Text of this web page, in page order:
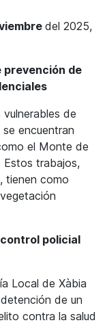
del 2025,
prevención de
de
encuentran
el Monte de
Estos trabajos,
tienen como
policial
Local de Xàbia
de un
contra la salud